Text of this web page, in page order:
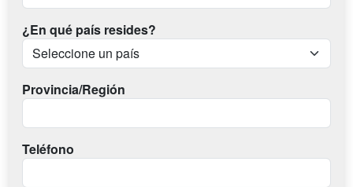
¿En qué país resides?
Provincia/Región
Teléfono